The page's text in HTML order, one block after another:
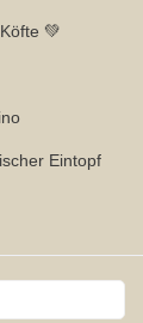
💚
Eintopf